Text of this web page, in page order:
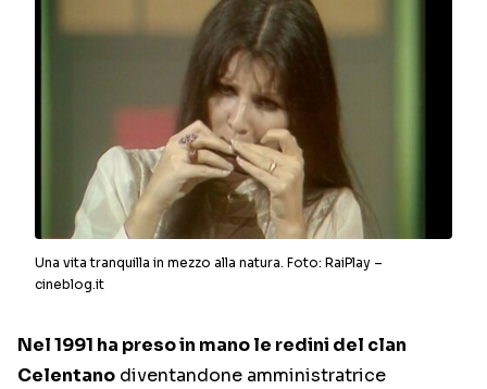
Una vita tranquilla in mezzo alla natura. Foto: RaiPlay –
cineblog.it
Nel 1991 ha preso in mano le redini del clan
Celentano diventandone amministratrice